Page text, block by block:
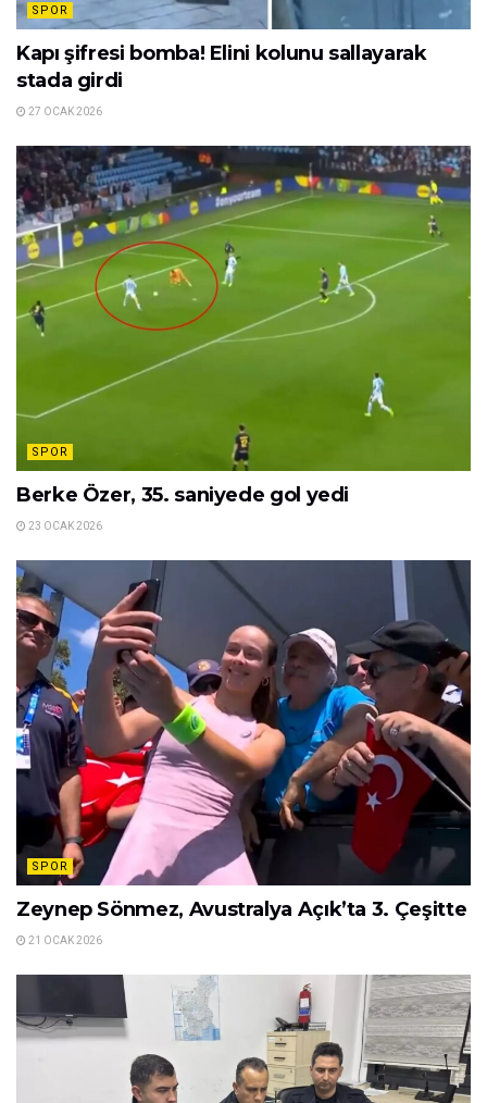
SPOR
Kapı şifresi bomba! Elini kolunu sallayarak
stada girdi
27 OCAK 2026
SPOR
Berke Özer, 35. saniyede gol yedi
23 OCAK 2026
SPOR
Zeynep Sönmez, Avustralya Açık’ta 3. Çeşitte
21 OCAK 2026